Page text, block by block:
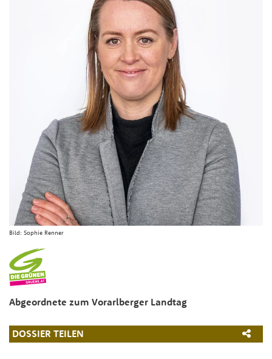
Bild: Sophie Renner
Abgeordnete zum Vorarlberger Landtag
DOSSIER TEILEN